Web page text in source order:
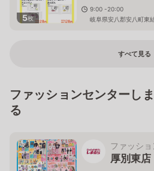
5枚
9:00 -20:00
岐阜県安八郡安八町東
すべて見る
ファッションセンターし
る
ファッシ
厚別東店